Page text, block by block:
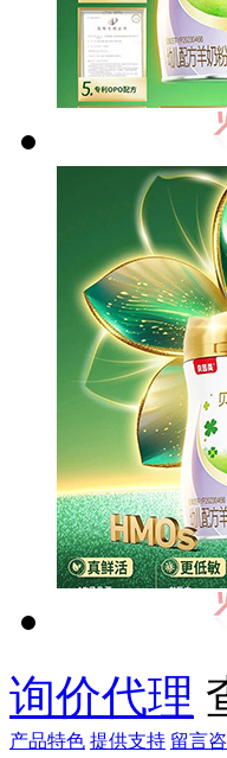
询价代理
产品特色 提供支持 留言